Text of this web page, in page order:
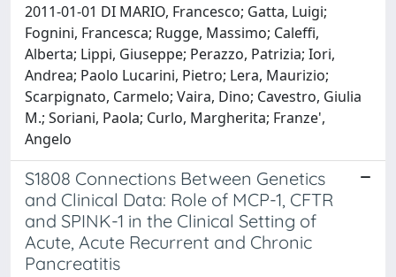
2011-01-01 DI MARIO, Francesco; Gatta, Luigi;
Fognini, Francesca; Rugge, Massimo; Caleffi,
Alberta; Lippi, Giuseppe; Perazzo, Patrizia; Iori,
Andrea; Paolo Lucarini, Pietro; Lera, Maurizio;
Scarpignato, Carmelo; Vaira, Dino; Cavestro, Giulia
M.; Soriani, Paola; Curlo, Margherita; Franze',
Angelo
S1808 Connections Between Genetics
and Clinical Data: Role of MCP-1, CFTR
and SPINK-1 in the Clinical Setting of
Acute, Acute Recurrent and Chronic
Pancreatitis